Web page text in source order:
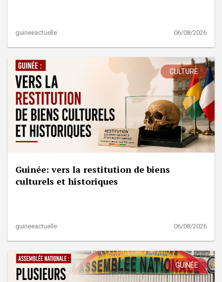
guineeactuelle 06/08/2026
CULTURE
Guinée: vers la restitution de biens
culturels et historiques
guineeactuelle 06/08/2026
GUINÉE